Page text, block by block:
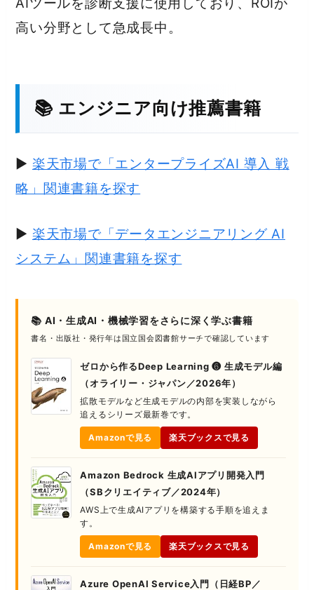
高い分野として急成長中。
📚 エンジニア向け推薦書籍
▶ 楽天市場で「エンタープライズAI 導入 戦
略」関連書籍を探す
▶ 楽天市場で「データエンジニアリング AI
システム」関連書籍を探す
📚 AI・生成AI・機械学習をさらに深く学ぶ書籍
書名・出版社・発行年は国立国会図書館サーチで確認しています
ゼロから作るDeep Learning ❻ 生成モデル編
（オライリー・ジャパン／2026年）
拡散モデルなど生成モデルの内部を実装しながら
追えるシリーズ最新巻です。
Amazonで見る 楽天ブックスで見る
Amazon Bedrock 生成AIアプリ開発入門
（SBクリエイティブ／2024年）
AWS上で生成AIアプリを構築する手順を追えま
す。
Amazonで見る 楽天ブックスで見る
Azure OpenAI Service入門（日経BP／